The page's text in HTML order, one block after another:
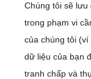
Chúng tôi sẽ lưu
trong phạm vi
của chúng tôi
dữ liệu của bạn
tranh chấp và